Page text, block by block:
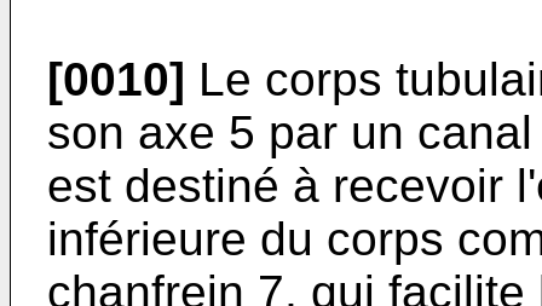
[0010] Le corps
son axe 5 par un
est destiné à recevoir
inférieure du corps
chanfrein 7, qui